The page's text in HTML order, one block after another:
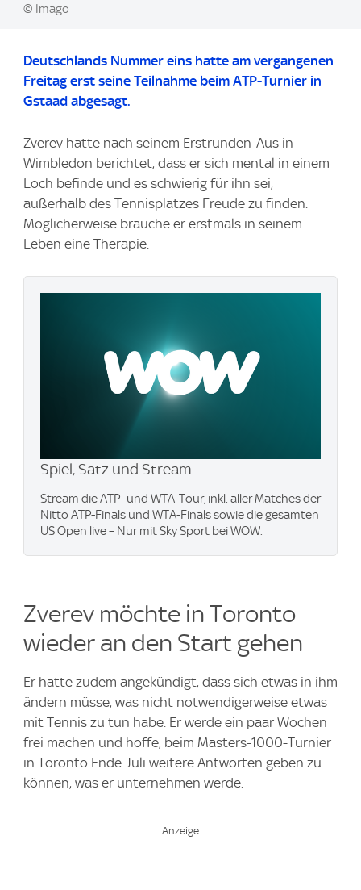
© Imago
Deutschlands Nummer eins hatte am vergangenen
Freitag erst seine Teilnahme beim ATP-Turnier in
Gstaad abgesagt.
Zverev hatte nach seinem Erstrunden-Aus in
Wimbledon berichtet, dass er sich mental in einem
Loch befinde und es schwierig für ihn sei,
außerhalb des Tennisplatzes Freude zu finden.
Möglicherweise brauche er erstmals in seinem
Leben eine Therapie.
Spiel, Satz und Stream
Stream die ATP- und WTA-Tour, inkl. aller Matches der
Nitto ATP-Finals und WTA-Finals sowie die gesamten
US Open live – Nur mit Sky Sport bei WOW.
Zverev möchte in Toronto
wieder an den Start gehen
Er hatte zudem angekündigt, dass sich etwas in ihm
ändern müsse, was nicht notwendigerweise etwas
mit Tennis zu tun habe. Er werde ein paar Wochen
frei machen und hoffe, beim Masters-1000-Turnier
in Toronto Ende Juli weitere Antworten geben zu
können, was er unternehmen werde.